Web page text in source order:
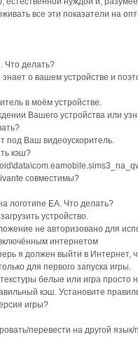
все эти показатели на
Что делать?
о вашем устройстве и
в моём устройстве.
Вашего устройства или
под Ваш видеоускоритель.
кэш?
совместимы?
логотипе EA. Что делать?
устройство.
не авторизовано для
включённым интернетом
я должен выйти в Интернет,
для первого запуска игры.
белые или игра просто
кэш. Установите
игры?
перевести на другой язык/